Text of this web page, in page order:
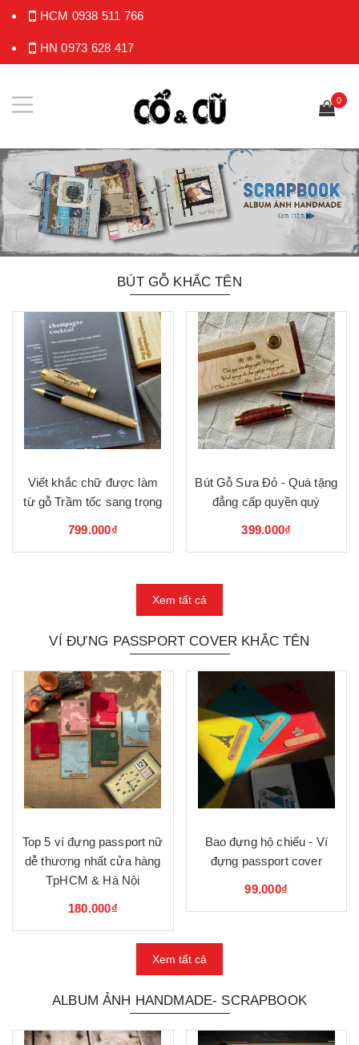
HCM 0938 511 766
HN0973 628 417
0
BÚT GỖ KHẮC TÊN
Viết khắc chữ được làm
từ gỗ Trầm tốc sang trọng
799.000₫
Bút Gỗ Sưa Đỏ - Quà tặng
đẳng cấp quyền quý
399.000₫
Xem tất cả
VÍ ĐỰNG PASSPORT COVER KHẮC TÊN
Top 5 ví đựng passport nữ
dễ thương nhất cửa hàng
TpHCM & Hà Nội
180.000₫
Bao đựng hộ chiếu - Ví
đựng passport cover
99.000₫
Xem tất cả
ALBUM ẢNH HANDMADE- SCRAPBOOK